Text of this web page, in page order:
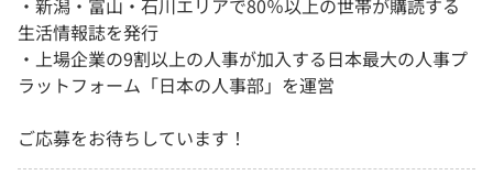
・新潟・富山・石川エリアで80％以上の世帯が購読する
生活情報誌を発行
・上場企業の9割以上の人事が加入する日本最大の人事プ
ラットフォーム「日本の人事部」を運営
ご応募をお待ちしています！